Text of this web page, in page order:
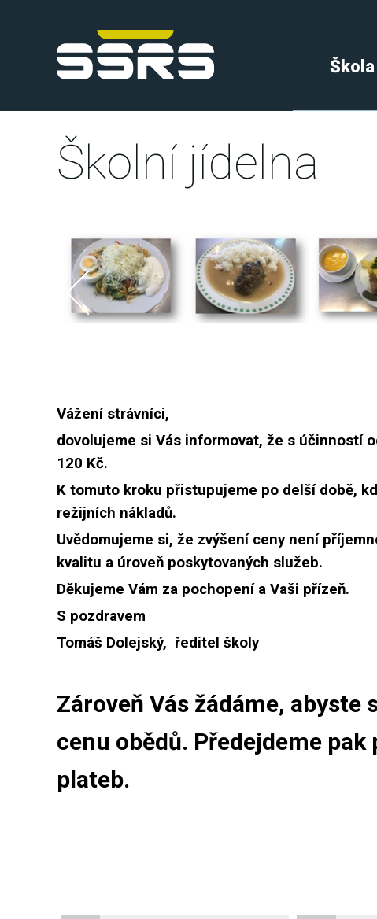
Škola
Školní jídelna
Vážení strávníci,
dovolujeme si Vás informovat, že s účinností
120 Kč.
K tomuto kroku přistupujeme po delší době,
režijních nákladů.
Uvědomujeme si, že zvýšení ceny není
kvalitu a úroveň poskytovaných služeb.
Děkujeme Vám za pochopení a Vaši přízeň.
S pozdravem
Tomáš Dolejský, ředitel školy
Zároveň Vás žádáme,
cenu obědů. Předejdeme
plateb.